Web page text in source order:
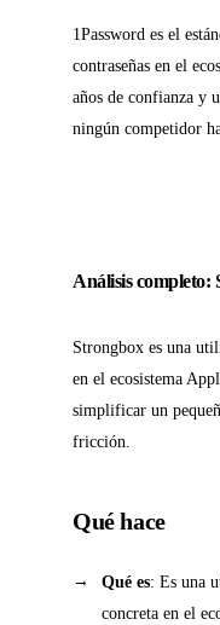
1Password es el
contraseñas en el
años de confianza y
ningún competidor
Análisis completo:
Strongbox es una
en el ecosistema
simplificar un
fricción.
Qué hace
Qué es: Es una
concreta en el